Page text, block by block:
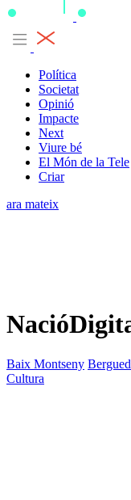
Política
Societat
Opinió
Impacte
Next
Viure bé
El Món de la Tele
Criar
ara mateix
Baix Montseny
Cultura